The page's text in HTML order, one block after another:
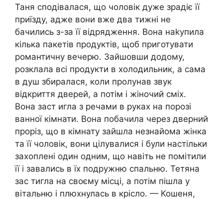
Таня сподівалася, що чоловік дуже зрадіє її
приїзду, адже вони вже два тижні не
бачились з-за її відрядження. Вона наkупила
кілька пакетів продуктів, щоб приготувати
романтичну вечерю. Зайшовши додому,
розклала всі продукти в холодильник, а сама
в душ збиралася, коли пролунав звук
відкриття дверей, а потім і жіночий сміх.
Вона заст игла з речами в руках на порозі
ванної кімнати. Вона побачила через дверний
проріз, що в кімнату зайшла незнайома жінка
та її чоловік, вони цілувалися і були настільки
захоплені один одним, що навіть не помітили
її і завались в їх подружню спальню. Тетяна
зас тигла на своєму місці, а потім пішла у
вітальню і плюхнулась в крісло. — Кошеня,